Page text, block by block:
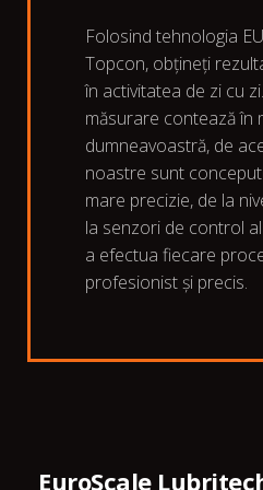
Folosind tehnologia
Topcon, obțineți
în activitatea de zi cu
măsurare contează în
dumneavoastră, de
noastre sunt
mare precizie, de la
la senzori de control
a efectua fiecare
profesionist și precis.
EuroScale